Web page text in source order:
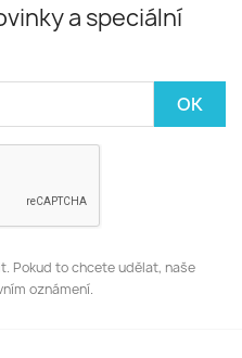
a speciální
Pokud to chcete udělat, naše
oznámení.